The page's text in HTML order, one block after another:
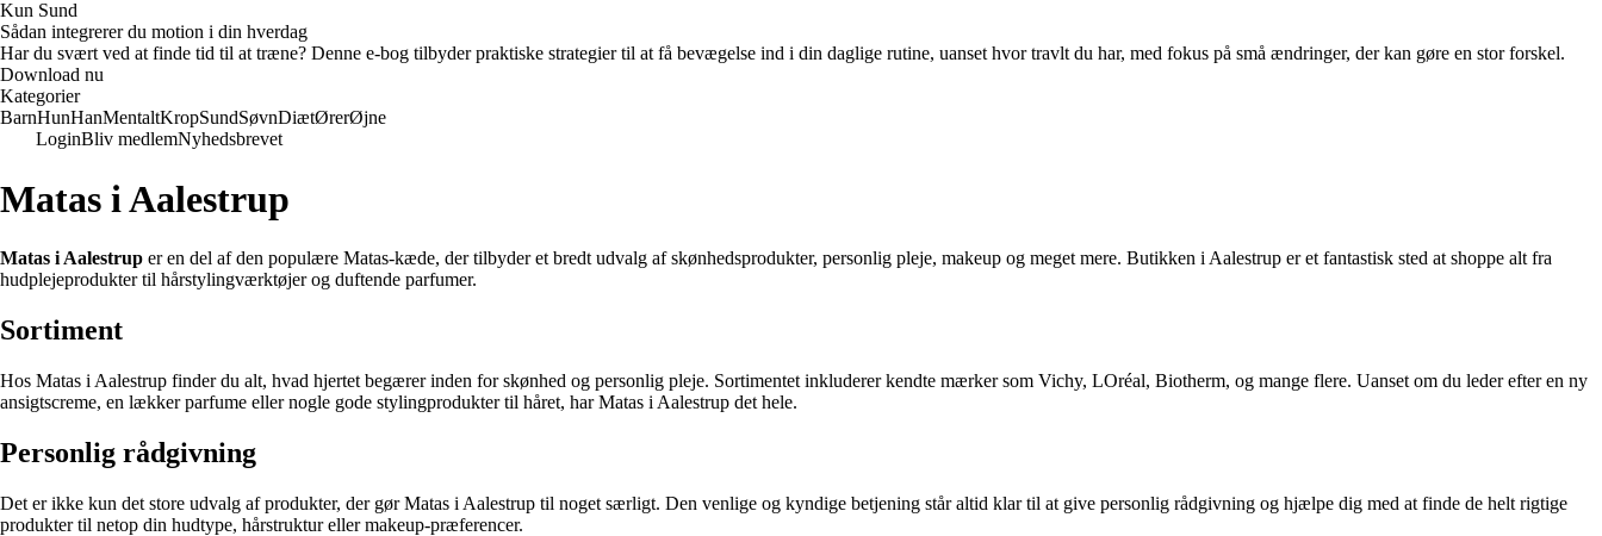
Kun Sund
Sådan integrerer du motion i din hverdag
Har du svært ved at finde tid til at træne? Denne e-bog tilbyder praktiske strategier til at få bevægelse ind i din daglige rutine, uanset hvor travlt du har, med fokus på små ændringer, der kan gøre en stor forskel.
Download nu
Kategorier
BarnHunHanMentaltKropSundSøvnDiætØrerØjne
LoginBliv medlemNyhedsbrevet
Matas i Aalestrup
Matas i Aalestrup er en del af den populære Matas-kæde, der tilbyder et bredt udvalg af skønhedsprodukter, personlig pleje, makeup og meget mere. Butikken i Aalestrup er et fantastisk sted at shoppe alt fra
hudplejeprodukter til hårstylingværktøjer og duftende parfumer.
Sortiment
Hos Matas i Aalestrup finder du alt, hvad hjertet begærer inden for skønhed og personlig pleje. Sortimentet inkluderer kendte mærker som Vichy, LOréal, Biotherm, og mange flere. Uanset om du leder efter en ny
ansigtscreme, en lækker parfume eller nogle gode stylingprodukter til håret, har Matas i Aalestrup det hele.
Personlig rådgivning
Det er ikke kun det store udvalg af produkter, der gør Matas i Aalestrup til noget særligt. Den venlige og kyndige betjening står altid klar til at give personlig rådgivning og hjælpe dig med at finde de helt rigtige
produkter til netop din hudtype, hårstruktur eller makeup-præferencer.